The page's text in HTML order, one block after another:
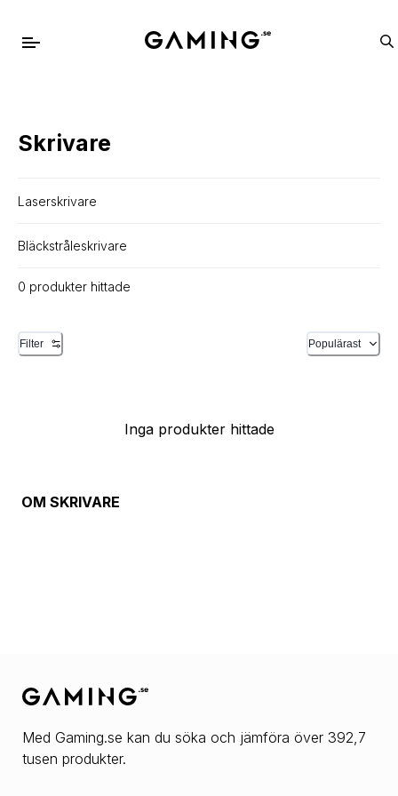
Skrivare
Laserskrivare
Bläckstråleskrivare
0 produkter hittade
Filter Populärast
Inga produkter hittade
OM SKRIVARE
Med Gaming.se kan du söka och jämföra över 392,7
tusen produkter.